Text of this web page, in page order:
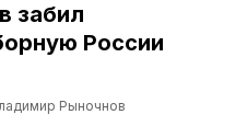
забил
России
Рыночнов